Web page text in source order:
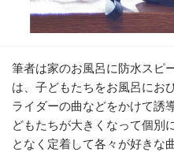
筆者は家のお風呂に防水スピ
は、子どもたちをお風呂にお
ライダーの曲などをかけて誘
どもたちが大きくなって個別
となく定着して各々が好きな